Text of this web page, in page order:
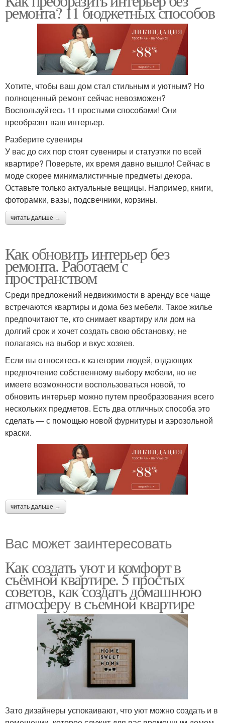
ремонта? 11 бюджетных способов
Хотите, чтобы ваш дом стал стильным и уютным? Но
полноценный ремонт сейчас невозможен?
Воспользуйтесь 11 простыми способами! Они
преобразят ваш интерьер.
Разберите сувениры
У вас до сих пор стоят сувениры и статуэтки по всей
квартире? Поверьте, их время давно вышло! Сейчас в
моде скорее минималистичные предметы декора.
Оставьте только актуальные вещицы. Например, книги,
фоторамки, вазы, подсвечники, корзины.
читать дальше →
Как обновить интерьер без
ремонта. Работаем с
пространством
Среди предложений недвижимости в аренду все чаще
встречаются квартиры и дома без мебели. Такое жилье
предпочитают те, кто снимает квартиру или дом на
долгий срок и хочет создать свою обстановку, не
полагаясь на выбор и вкус хозяев.
Если вы относитесь к категории людей, отдающих
предпочтение собственному выбору мебели, но не
имеете возможности воспользоваться новой, то
обновить интерьер можно путем преобразования всего
нескольких предметов. Есть два отличных способа это
сделать — с помощью новой фурнитуры и аэрозольной
краски.
читать дальше →
Вас может заинтересовать
Как создать уют и комфорт в
съёмной квартире. 5 простых
советов, как создать домашнюю
атмосферу в съемной квартире
Зато дизайнеры успокаивают, что уют можно создать и в